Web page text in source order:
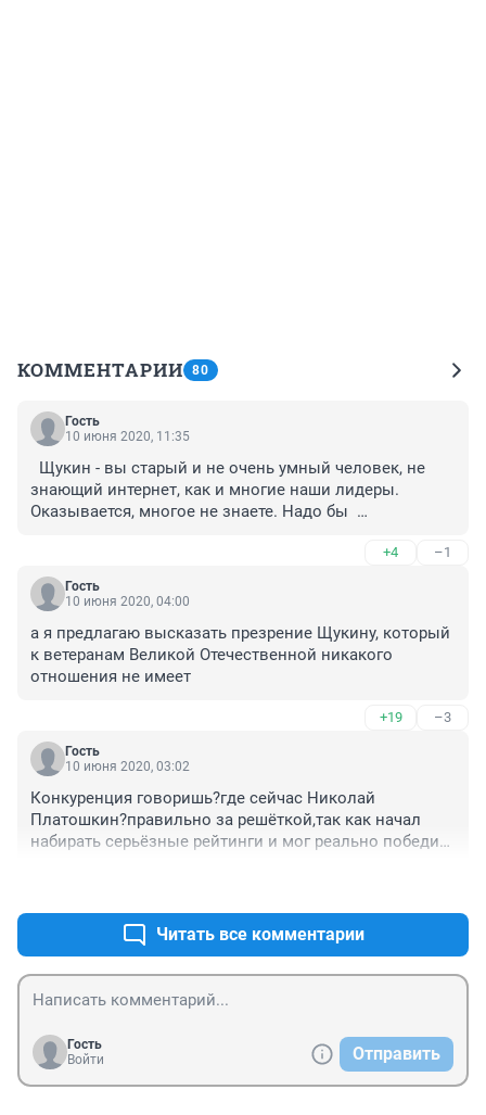
КОММЕНТАРИИ 80
Гость
10 июня 2020, 11:35
Щукин - вы старый и не очень умный человек, не
знающий интернет, как и многие наши лидеры.
Оказывается, многое не знаете. Надо бы
+4 –1
Гость
10 июня 2020, 04:00
а я предлагаю высказать презрение Щукину, который
к ветеранам Великой Отечественной никакого
отношения не имеет
+19 –3
Гость
10 июня 2020, 03:02
Конкуренция говоришь?где сейчас Николай
Платошкин?правильно за решёткой,так как начал
набирать серьёзные рейтинги и мог реально победить
Читать все комментарии
Гость
Войти
Отправить